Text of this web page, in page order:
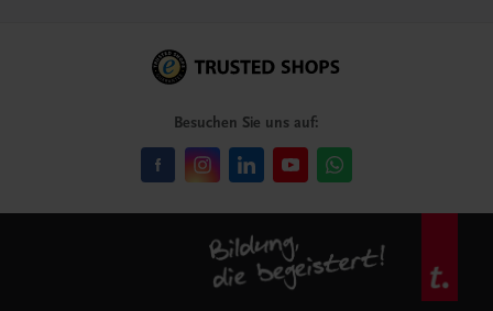
Besuchen Sie uns auf: